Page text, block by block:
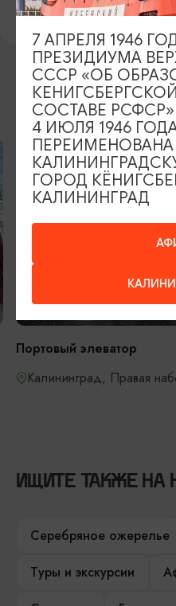
ДРУГИЕ МЕСТА
АРХИТЕКТУРА
Портовый элеватор
Калининград, Правая
ИЩИТЕ ТАКЖЕ НА
Серебряное ожерелье
Туры и экскурсии
7 АПРЕЛЯ 1946
ПРЕЗИДИУМА
СССР «ОБ
СОСТАВЕ РСФСР»
4 ИЮЛЯ 1946
ПЕРЕИМЕНОВАНА
ГОРОД
КАЛИНИНГРАД